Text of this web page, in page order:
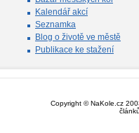
Kalendář akcí
Seznamka
Blog o životě ve městě
Publikace ke stažení
Copyright © NaKole.cz